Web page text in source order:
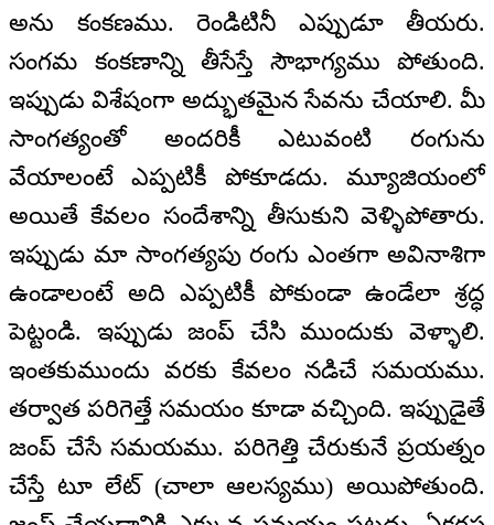
అను కంకణము. రెండిటినీ ఎప్పుడూ తీయరు.
సంగమ కంకణాన్ని తీసేస్తే సౌభాగ్యము పోతుంది.
ఇప్పుడు విశేషంగా అద్భుతమైన సేవను చేయాలి. మీ
సాంగత్యంతో అందరికీ ఎటువంటి రంగును
వేయాలంటే ఎప్పటికీ పోకూడదు. మ్యూజియంలో
అయితే కేవలం సందేశాన్ని తీసుకుని వెళ్ళిపోతారు.
ఇప్పుడు మా సాంగత్యపు రంగు ఎంతగా అవినాశిగా
ఉండాలంటే అది ఎప్పటికీ పోకుండా ఉండేలా శ్రద్ధ
పెట్టండి. ఇప్పుడు జంప్ చేసి ముందుకు వెళ్ళాలి.
ఇంతకుముందు వరకు కేవలం నడిచే సమయము.
తర్వాత పరిగెత్తే సమయం కూడా వచ్చింది. ఇప్పుడైతే
జంప్ చేసే సమయము. పరిగెత్తి చేరుకునే ప్రయత్నం
చేస్తే టూ లేట్ (చాలా ఆలస్యము) అయిపోతుంది.